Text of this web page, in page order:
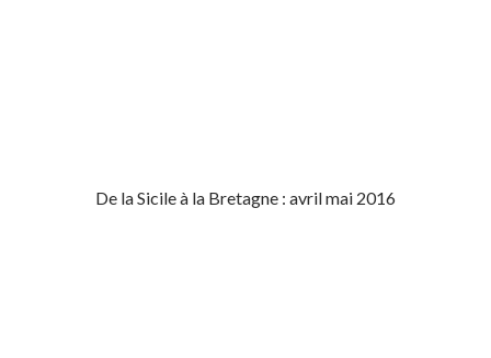
De la Sicile à la Bretagne : avril mai 2016